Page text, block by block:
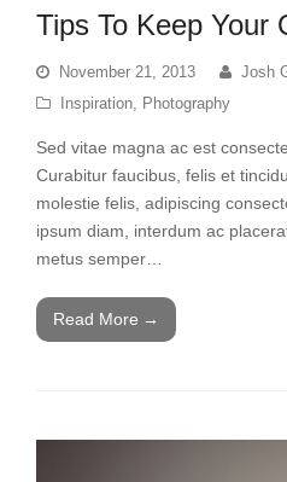
Tips To Keep Your
November 21, 2013
Josh
Inspiration, Photography
Sed vitae magna ac est
Curabitur faucibus, felis et
molestie felis, adipiscing
ipsum diam, interdum ac
metus semper…
Read More →